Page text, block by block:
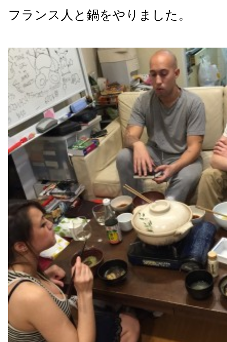
フランス人と鍋をやりました。